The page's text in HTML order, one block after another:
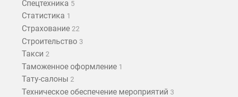
Спецтехника 5
Статистика 1
Страхование 22
Строительство 3
Такси 2
Таможенное оформление 1
Тату-салоны 2
Техническое обеспечение мероприятий 3